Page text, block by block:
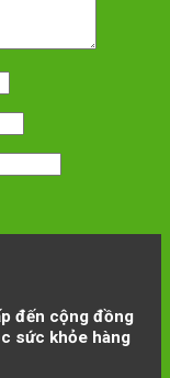
đến cộng đồng
sức khỏe hàng